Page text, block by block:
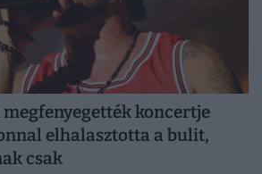
megfenyegették koncertje
elhalasztotta a bulit,
csak